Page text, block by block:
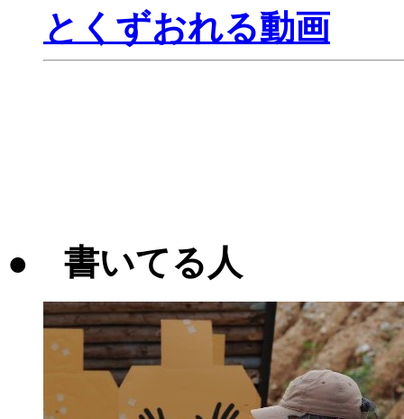
とくずおれる動画
● 書いてる人